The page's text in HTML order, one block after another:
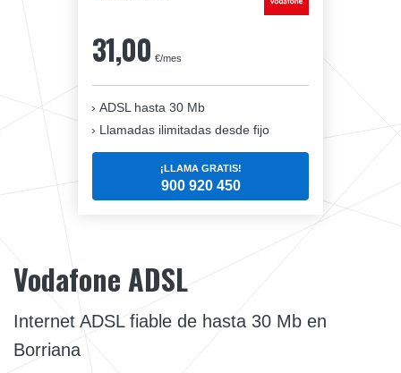
31,00 €/mes
ADSL hasta 30 Mb
Llamadas ilimitadas desde fijo
¡LLAMA GRATIS!
900 920 450
Vodafone ADSL
Internet ADSL fiable de hasta 30 Mb en
Borriana